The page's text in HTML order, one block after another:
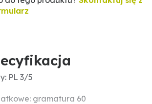
PL 3/5
gramatura 60